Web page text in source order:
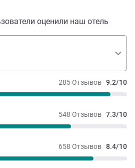
оценили наш отель
285 Отзывов 9.2/10
548 Отзывов 7.3/10
658 Отзывов 8.4/10